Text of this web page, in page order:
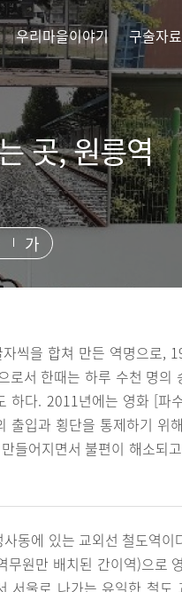
우리마을이야기 구술자
곳, 원릉역
가
자씩을 합쳐 만든 역명으로
로서 한때는 하루 수천 명의
하다. 2011년에는 영화 [파
출입과 횡단을 통제하기 위
들어지면서 불편이 해소되
동에 있는 교외선 철도역
무원만 배치된 간이역)으로
서울로 나가는 유일한 철도